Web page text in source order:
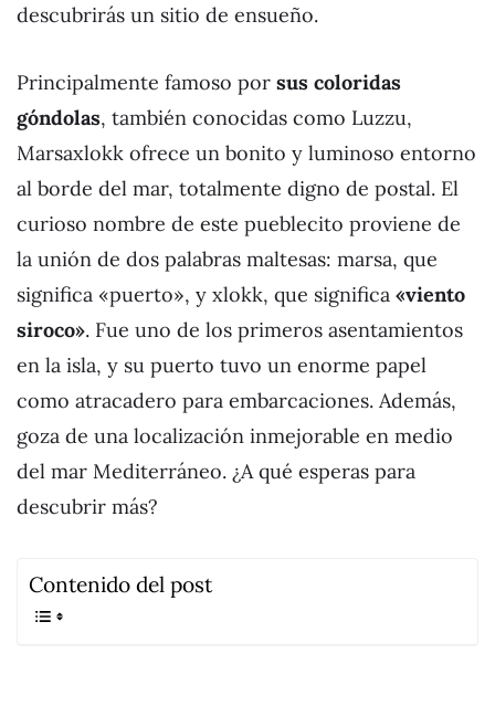
descubrirás un sitio de ensueño.
Principalmente famoso por sus coloridas
góndolas, también conocidas como Luzzu,
Marsaxlokk ofrece un bonito y luminoso entorno
al borde del mar, totalmente digno de postal. El
curioso nombre de este pueblecito proviene de
la unión de dos palabras maltesas: marsa, que
significa «puerto», y xlokk, que significa «viento
siroco». Fue uno de los primeros asentamientos
en la isla, y su puerto tuvo un enorme papel
como atracadero para embarcaciones. Además,
goza de una localización inmejorable en medio
del mar Mediterráneo. ¿A qué esperas para
descubrir más?
Contenido del post